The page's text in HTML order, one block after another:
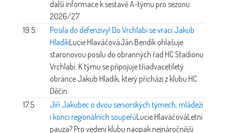
další informace k sestavě A-týmu pro sezonu
2026/27.
19.5.
Posila do defenzivy! Do Vrchlabí se vrací Jakub
HladíkLucie HlaváčováJán Bendík ohlašuje
staronovou posilu do obranných řad HC Stadionu
Vrchlabí. K týmu se připojuje třiadvacetiletý
obránce Jakub Hladík, který přichází z klubu HC
Děčín.
17.5.
Jiří Jakubec o dvou seniorských týmech, mládeži
i konci regionálních soupeřůLucie HlaváčováLetní
pauza? Pro vedení klubu naopak nejnáročnější